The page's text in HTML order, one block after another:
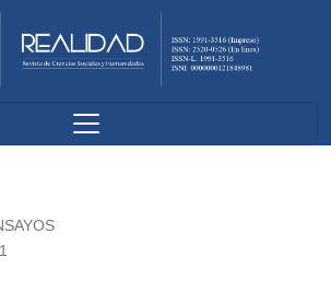
desencuentros entre